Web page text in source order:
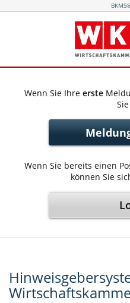
Wenn Sie Ihre erste
Wenn Sie bereits einen
können Sie